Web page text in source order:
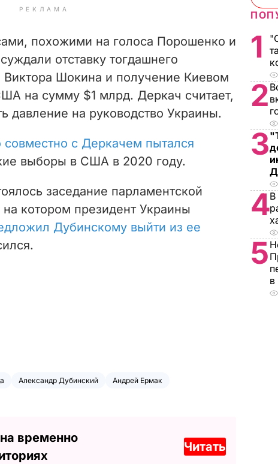
РЕКЛАМА
похожими на голоса Порошенко и
отставку тогдашнего
Виктора Шокина и получение Киевом
на сумму $1 млрд. Деркач считает,
давление на руководство Украины.
совместно с Деркачем пытался
выборы в США в 2020 году.
заседание парламентской
котором президент Украины
Дубинскому выйти из ее
Александр Дубинский
Андрей Ермак
временно
Читать
1
2
3
4В
5
в